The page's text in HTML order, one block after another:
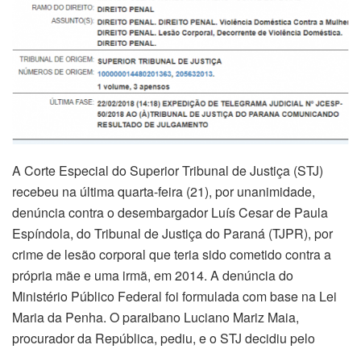
A Corte Especial do Superior Tribunal de Justiça (STJ)
recebeu na última quarta-feira (21), por unanimidade,
denúncia contra o desembargador Luís Cesar de Paula
Espíndola, do Tribunal de Justiça do Paraná (TJPR), por
crime de lesão corporal que teria sido cometido contra a
própria mãe e uma irmã, em 2014. A denúncia do
Ministério Público Federal foi formulada com base na Lei
Maria da Penha. O paraibano Luciano Mariz Maia,
procurador da República, pediu, e o STJ decidiu pelo